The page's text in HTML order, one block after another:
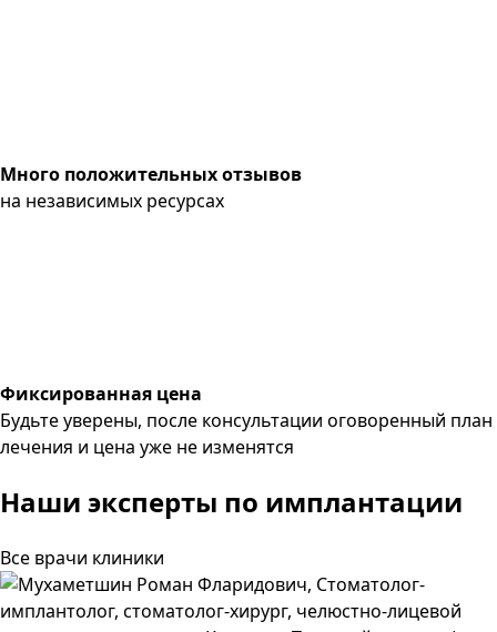
Много положительных отзывов
на независимых ресурсах
Фиксированная цена
Будьте уверены, после консультации оговоренный план
лечения и цена уже не изменятся
Наши эксперты по имплантации
Все врачи клиники